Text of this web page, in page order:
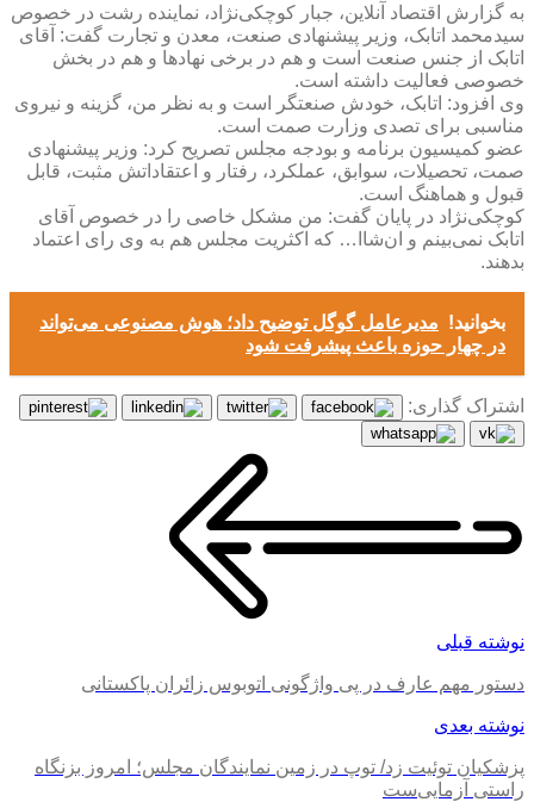
به گزارش اقتصاد آنلاین، جبار کوچکی‌نژاد، نماینده رشت در خصوص
سیدمحمد اتابک، وزیر پیشنهادی صنعت، معدن و تجارت گفت: آقای
اتابک از جنس صنعت است و هم در برخی نهادها و هم در بخش
خصوصی فعالیت داشته است.
وی افزود: اتابک، خودش صنعتگر است و به نظر من، گزینه و نیروی
مناسبی برای تصدی وزارت صمت است.
عضو کمیسیون برنامه و بودجه مجلس تصریح کرد: وزیر پیشنهادی
صمت، تحصیلات، سوابق، عملکرد، رفتار و اعتقاداتش مثبت، قابل
قبول و هماهنگ است.
کوچکی‌نژاد در پایان گفت: من مشکل خاصی را در خصوص آقای
اتابک نمی‌بینم و ان‌شاا… که اکثریت مجلس هم به وی رای اعتماد
بدهند.
بخوانید! مدیرعامل گوگل توضیح داد؛ هوش مصنوعی می‌تواند
در چهار حوزه باعث پیشرفت شود
اشتراک گذاری:
نوشته قبلی
دستور مهم عارف در پی واژگونی اتوبوس زائران پاکستانی
نوشته بعدی
پزشکیان توئیت زد/ توپ در زمین نمایندگان مجلس؛ امروز بزنگاه
راستی آزمایی‌ست